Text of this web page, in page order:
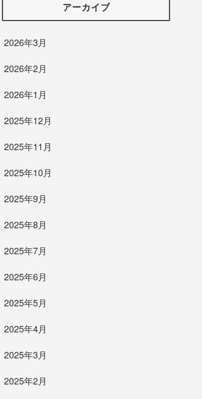
アーカイブ
2026年3月
2026年2月
2026年1月
2025年12月
2025年11月
2025年10月
2025年9月
2025年8月
2025年7月
2025年6月
2025年5月
2025年4月
2025年3月
2025年2月